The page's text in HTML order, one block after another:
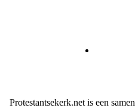
Protestantsekerk.net is een